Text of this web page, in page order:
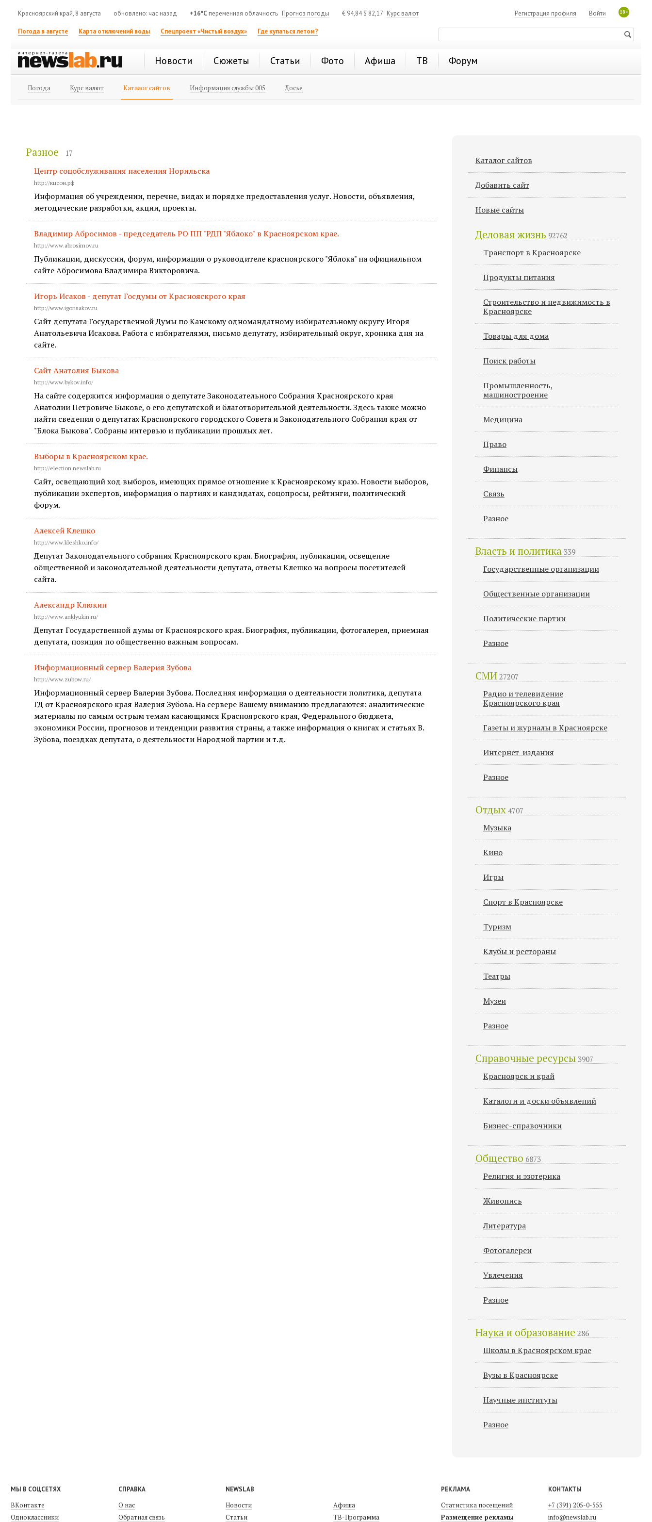
Красноярский край, 8 августа обновлено: час назад +16°C переменная облачность Прогноз погоды € 94,84$ 82,17 Курс валют 18+
Войти
Регистрация профиля
Погода в августе Карта отключений воды Спецпроект «Чистый воздух» Где купаться летом?
Новости Сюжеты Статьи Фото Афиша ТВ Форум
Погода Курс валют Каталог сайтов Информация службы 005 Досье
Разное 17
Центр соцобслуживания населения Норильска
http://кцсон.рф
Информация об учреждении, перечне, видах и порядке предоставления услуг. Новости, объявления,
методические разработки, акции, проекты.
Владимир Абросимов - председатель РО ПП "РДП "Яблоко" в Красноярском крае.
http://www.abrosimov.ru
Публикации, дискуссии, форум, информация о руководителе красноярского "Яблока" на официальном
сайте Абросимова Владимира Викторовича.
Игорь Исаков - депутат Госдумы от Краснояскрого края
http://www.igorisakov.ru
Сайт депутата Государственной Думы по Канскому одномандатному избирательному округу Игоря
Анатольевича Исакова. Работа с избирателями, письмо депутату, избирательный округ, хроника дня на
сайте.
Сайт Анатолия Быкова
http://www.bykov.info/
На сайте содержится информация о депутате Законодательного Собрания Красноярского края
Анатолии Петровиче Быкове, о его депутатской и благотворительной деятельности. Здесь также можно
найти сведения о депутатах Красноярского городского Совета и Законодательного Собрания края от
"Блока Быкова". Собраны интервью и публикации прошлых лет.
Выборы в Красноярском крае.
http://election.newslab.ru
Сайт, освещающий ход выборов, имеющих прямое отношение к Красноярскому краю. Новости выборов,
публикации экспертов, информация о партиях и кандидатах, соцопросы, рейтинги, политический
форум.
Алексей Клешко
http://www.kleshko.info/
Депутат Законодательного собрания Красноярского края. Биография, публикации, освещение
общественной и законодательной деятельности депутата, ответы Клешко на вопросы посетителей
сайта.
Александр Клюкин
http://www.anklyukin.ru/
Депутат Государственной думы от Красноярского края. Биография, публикации, фотогалерея, приемная
депутата, позиция по общественно важным вопросам.
Информационный сервер Валерия Зубова
http://www.zubow.ru/
Информационный сервер Валерия Зубова. Последняя информация о деятельности политика, депутата
ГД от Красноярского края Валерия Зубова. На сервере Вашему вниманию предлагаются: аналитические
материалы по самым острым темам касающимся Красноярского края, Федерального бюджета,
экономики России, прогнозов и тенденции развития страны, а также информация о книгах и статьях В.
Зубова, поездках депутата, о деятельности Народной партии и т.д.
Каталог сайтов
Добавить сайт
Новые сайты
Деловая жизнь 92762
Транспорт в Красноярске
Продукты питания
Строительство и недвижимость в
Красноярске
Товары для дома
Поиск работы
Промышленность,
машиностроение
Медицина
Право
Финансы
Связь
Разное
Власть и политика 339
Государственные организации
Общественные организации
Политические партии
Разное
СМИ 27207
Радио и телевидение
Красноярского края
Газеты и журналы в Красноярске
Интернет-издания
Разное
Отдых 4707
Музыка
Кино
Игры
Спорт в Красноярске
Туризм
Клубы и рестораны
Театры
Музеи
Разное
Справочные ресурсы 3907
Красноярск и край
Каталоги и доски объявлений
Бизнес-справочники
Общество 6873
Религия и эзотерика
Живопись
Литература
Фотогалереи
Увлечения
Разное
Наука и образование 286
Школы в Красноярском крае
Вузы в Красноярске
Научные институты
Разное
МЫ В СОЦСЕТЯХ
ВКонтакте
Одноклассники
СПРАВКА
О нас
Обратная связь
NEWSLAB
Новости
Статьи
Афиша
ТВ-Программа
РЕКЛАМА
Статистика посещений
Размещение рекламы
КОНТАКТЫ
+7 (391) 205-0-555
info@newslab.ru